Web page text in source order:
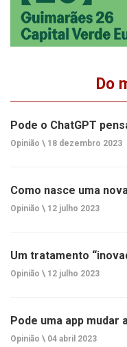
Do
Pode o ChatGPT
Opinião \ 18 dezembro 2023
Como nasce uma
Opinião \ 12 julho 2023
Um tratamento
Opinião \ 12 julho 2023
Pode uma app mudar
Opinião \ 04 abril 2023